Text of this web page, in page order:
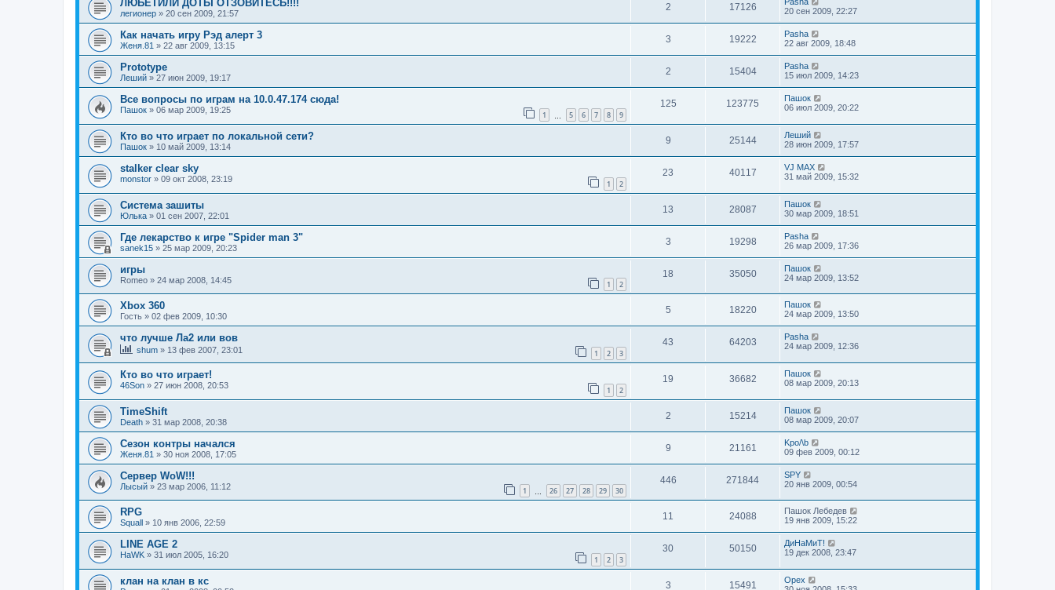
ЛЮБЕТИЛИ ДОТЫ ОТЗОВИТЕСЬ!!!!
легионер » 20 сен 2009, 21:57
2 17126
Pasha
20 сен 2009, 22:27
Как начать игру Рэд алерт 3
Женя.81 » 22 авг 2009, 13:15
3 19222
Pasha
22 авг 2009, 18:48
Prototype
Леший » 27 июн 2009, 19:17
2 15404
Pasha
15 июл 2009, 14:23
Все вопросы по играм на 10.0.47.174 сюда!
Пашок » 06 мар 2009, 19:25 1 5 6 7 8 9
125 123775
Пашок
06 июл 2009, 20:22
Кто во что играет по локальной сети?
Пашок » 10 май 2009, 13:14
9 25144
Леший
28 июн 2009, 17:57
stalker clear sky
monstor » 09 окт 2008, 23:19 1 2
23 40117
VJ MAX
31 май 2009, 15:32
Система зашиты
Юлька » 01 сен 2007, 22:01
13 28087
Пашок
30 мар 2009, 18:51
Где лекарство к игре "Spider man 3"
sanek15 » 25 мар 2009, 20:23
3 19298
Pasha
26 мар 2009, 17:36
игры
Romeo » 24 мар 2008, 14:45 1 2
18 35050
Пашок
24 мар 2009, 13:52
Xbox 360
Гость » 02 фев 2009, 10:30
5 18220
Пашок
24 мар 2009, 13:50
что лучше Ла2 или вов
shum » 13 фев 2007, 23:01 1 2 3
43 64203
Pasha
24 мар 2009, 12:36
Кто во что играет!
46Son » 27 июн 2008, 20:53 1 2
19 36682
Пашок
08 мар 2009, 20:13
TimeShift
Death » 31 мар 2008, 20:38
2 15214
Пашок
08 мар 2009, 20:07
Сезон контры начался
Женя.81 » 30 ноя 2008, 17:05
9 21161
Kpo/\b
09 фев 2009, 00:12
Сервер WoW!!!
Лысый » 23 мар 2006, 11:12 1 26 27 28 29 30
446 271844
SPY
20 янв 2009, 00:54
RPG
Squall » 10 янв 2006, 22:59
11 24088
Пашок Лебедев
19 янв 2009, 15:22
LINE AGE 2
HaWK » 31 июл 2005, 16:20 1 2 3
30 50150
ДиНаМиТ!
19 дек 2008, 23:47
клан на клан в кс 3 15491
Орех